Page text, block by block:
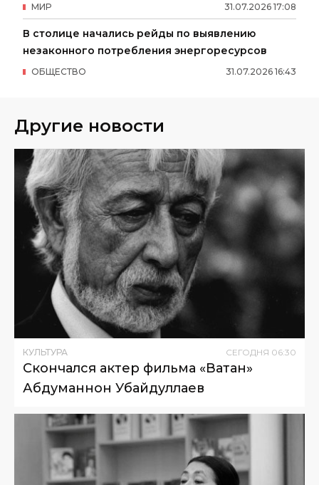
31.07.2026 17:08
МИР
В столице начались рейды по выявлению
незаконного потребления энергоресурсов
31.07.2026 16:43
ОБЩЕСТВО
Другие новости
КУЛЬТУРА СЕГОДНЯ 06:30
Скончался актер фильма «Ватан»
Абдуманнон Убайдуллаев